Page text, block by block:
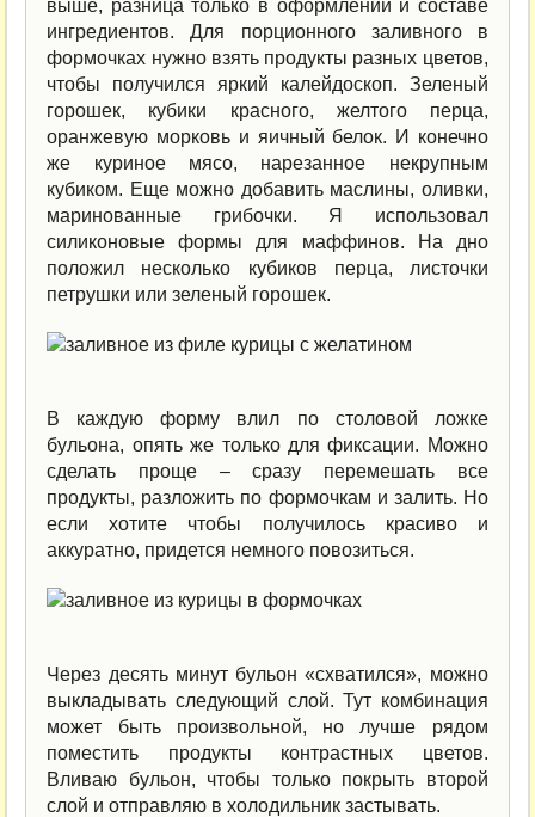
выше, разница только в оформлении и составе
ингредиентов. Для порционного заливного в
формочках нужно взять продукты разных цветов,
чтобы получился яркий калейдоскоп. Зеленый
горошек, кубики красного, желтого перца,
оранжевую морковь и яичный белок. И конечно
же куриное мясо, нарезанное некрупным
кубиком. Еще можно добавить маслины, оливки,
маринованные грибочки. Я использовал
силиконовые формы для маффинов. На дно
положил несколько кубиков перца, листочки
петрушки или зеленый горошек.
В каждую форму влил по столовой ложке
бульона, опять же только для фиксации. Можно
сделать проще – сразу перемешать все
продукты, разложить по формочкам и залить. Но
если хотите чтобы получилось красиво и
аккуратно, придется немного повозиться.
Через десять минут бульон «схватился», можно
выкладывать следующий слой. Тут комбинация
может быть произвольной, но лучше рядом
поместить продукты контрастных цветов.
Вливаю бульон, чтобы только покрыть второй
слой и отправляю в холодильник застывать.